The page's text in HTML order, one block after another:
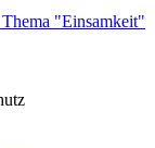
"Einsamkeit"